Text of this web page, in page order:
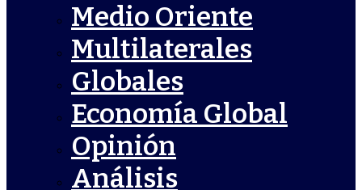
Medio Oriente
Multilaterales
Globales
Economía Global
Opinión
Análisis